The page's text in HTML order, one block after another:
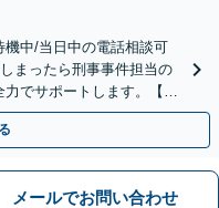
機中/当日中の電話相談可
まったら刑事事件担当の
でサポートします。【毎
】
メールでお問い合わせ